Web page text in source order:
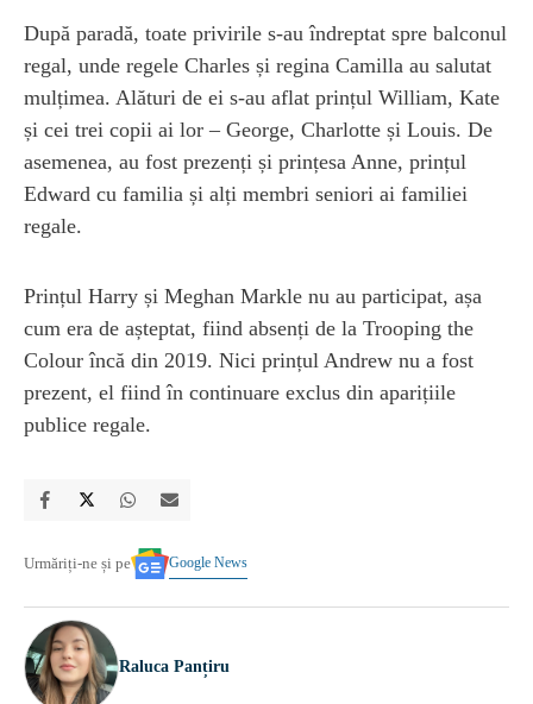
După paradă, toate privirile s-au îndreptat spre balconul
regal, unde regele Charles și regina Camilla au salutat
mulțimea. Alături de ei s-au aflat prințul William, Kate
și cei trei copii ai lor – George, Charlotte și Louis. De
asemenea, au fost prezenți și prințesa Anne, prințul
Edward cu familia și alți membri seniori ai familiei
regale.
Prințul Harry și Meghan Markle nu au participat, așa
cum era de așteptat, fiind absenți de la Trooping the
Colour încă din 2019. Nici prințul Andrew nu a fost
prezent, el fiind în continuare exclus din aparițiile
publice regale.
Urmăriți-ne și pe Google News
Raluca Panțiru